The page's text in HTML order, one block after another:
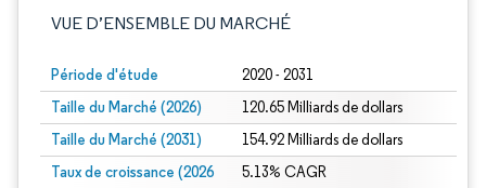
VUE D’ENSEMBLE DU MARCHÉ
Période d'étude 2020 - 2031
Taille du Marché (2026) 120.65 Milliards de dollars
Taille du Marché (2031) 154.92 Milliards de dollars
Taux de croissance (2026
5.13% CAGR